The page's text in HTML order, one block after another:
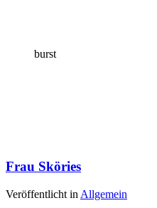
burst
Frau Sköries
Veröffentlicht in Allgemein